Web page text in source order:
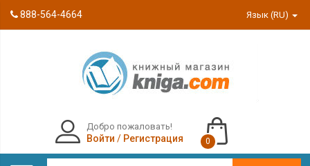
888-564-4664 Язык (RU)
Добро пожаловать!
Войти / Регистрация 0